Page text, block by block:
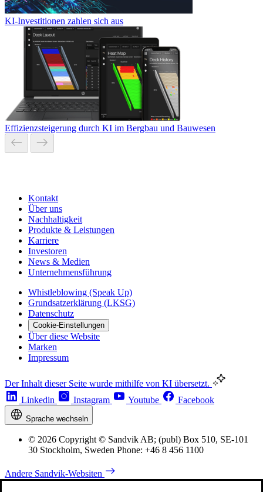
KI-Investitionen zahlen sich aus
Effizienzsteigerung durch KI im Bergbau und Bauwesen
Kontakt
Über uns
Nachhaltigkeit
Produkte & Leistungen
Karriere
Investoren
News & Medien
Unternehmensführung
Whistleblowing (Speak Up)
Grundsatzerklärung (LKSG)
Datenschutz
Cookie-Einstellungen
Über diese Website
Marken
Impressum
Der Inhalt dieser Seite wurde mithilfe von KI übersetzt.
Linkedin
Instagram Youtube Facebook
Sprache wechseln
© 2026 Copyright © Sandvik AB; (publ) Box 510, SE-101
30 Stockholm, Sweden Phone: +46 8 456 1100
Andere Sandvik-Websiten